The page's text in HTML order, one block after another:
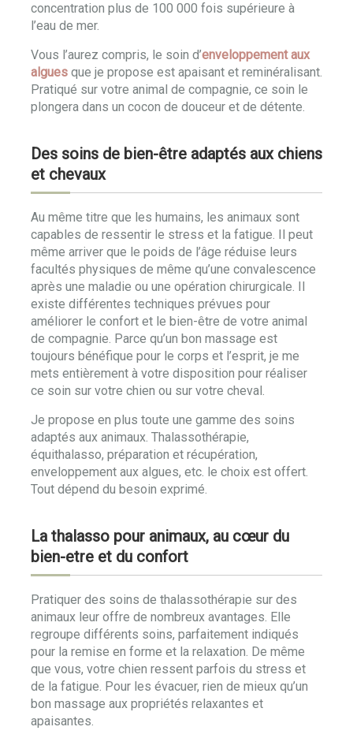
concentration plus de 100 000 fois supérieure à
l’eau de mer.
Vous l’aurez compris, le soin d’enveloppement aux
algues que je propose est apaisant et reminéralisant.
Pratiqué sur votre animal de compagnie, ce soin le
plongera dans un cocon de douceur et de détente.
Des soins de bien-être adaptés aux chiens
et chevaux
Au même titre que les humains, les animaux sont
capables de ressentir le stress et la fatigue. Il peut
même arriver que le poids de l’âge réduise leurs
facultés physiques de même qu’une convalescence
après une maladie ou une opération chirurgicale. Il
existe différentes techniques prévues pour
améliorer le confort et le bien-être de votre animal
de compagnie. Parce qu’un bon massage est
toujours bénéfique pour le corps et l’esprit, je me
mets entièrement à votre disposition pour réaliser
ce soin sur votre chien ou sur votre cheval.
Je propose en plus toute une gamme des soins
adaptés aux animaux. Thalassothérapie,
équithalasso, préparation et récupération,
enveloppement aux algues, etc. le choix est offert.
Tout dépend du besoin exprimé.
La thalasso pour animaux, au cœur du
bien-etre et du confort
Pratiquer des soins de thalassothérapie sur des
animaux leur offre de nombreux avantages. Elle
regroupe différents soins, parfaitement indiqués
pour la remise en forme et la relaxation. De même
que vous, votre chien ressent parfois du stress et
de la fatigue. Pour les évacuer, rien de mieux qu’un
bon massage aux propriétés relaxantes et
apaisantes.